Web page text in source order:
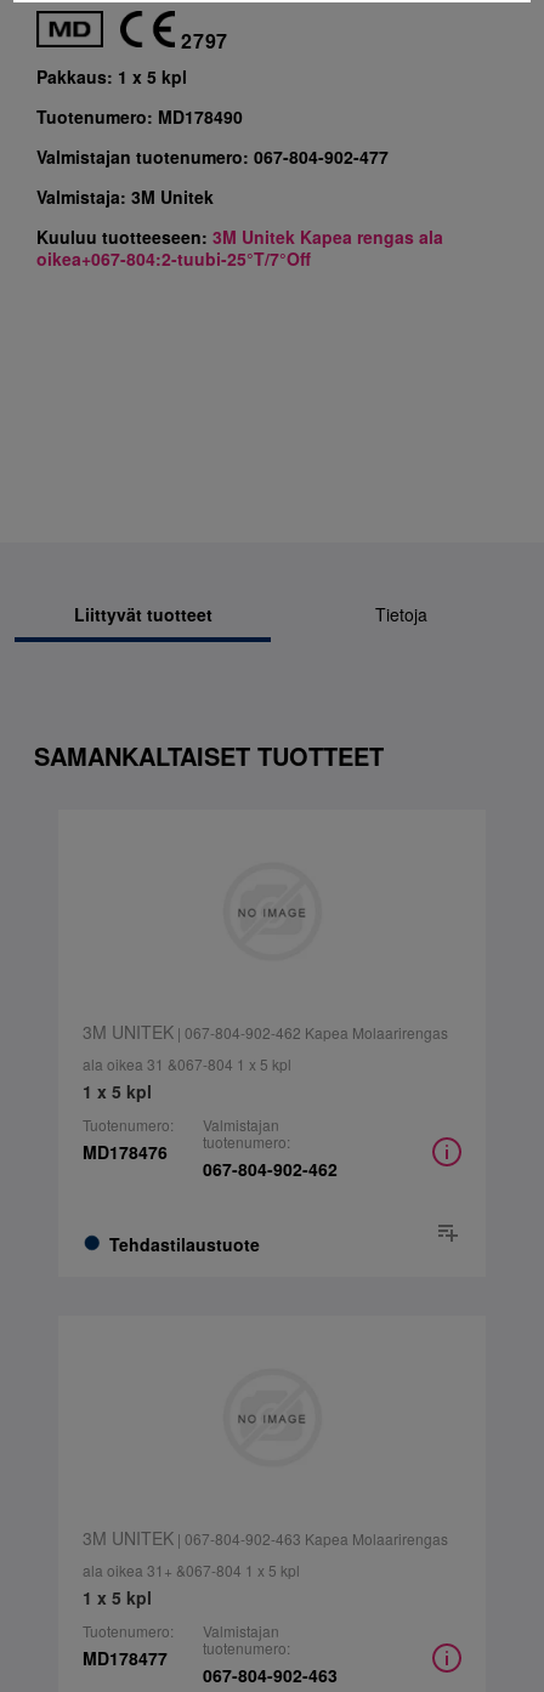
2797
Pakkaus: 1 x 5 kpl
Tuotenumero: MD178490
Valmistajan tuotenumero: 067-804-902-477
Valmistaja: 3M Unitek
Kuuluu tuotteeseen: 3M Unitek Kapea rengas ala
oikea+067-804:2-tuubi-25°T/7°Off
Liittyvät tuotteet Tietoja
SAMANKALTAISET TUOTTEET
3M UNITEK| 067-804-902-462 Kapea Molaarirengas
ala oikea 31 &067-804 1 x 5 kpl
1 x 5 kpl
Tuotenumero:
MD178476
Tehdastilaustuote
Valmistajan
tuotenumero:
067-804-902-462
3M UNITEK| 067-804-902-463 Kapea Molaarirengas
ala oikea 31+ &067-804 1 x 5 kpl
1 x 5 kpl
Tuotenumero:
MD178477
Valmistajan
tuotenumero:
067-804-902-463